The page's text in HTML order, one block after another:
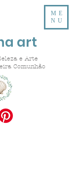
art
ME
NU
e Arte
Comunhão